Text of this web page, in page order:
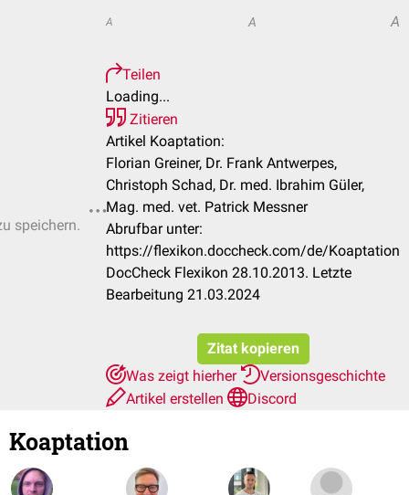
speichern.
A A A
Teilen
Loading...
Zitieren
Artikel Koaptation:
Florian Greiner, Dr. Frank Antwerpes,
Christoph Schad, Dr. med. Ibrahim Güler,
Mag. med. vet. Patrick Messner
Abrufbar unter:
https://flexikon.doccheck.com/de/Koaptation
DocCheck Flexikon 28.10.2013. Letzte
Bearbeitung 21.03.2024
Zitat kopieren
Was zeigt hierher
Versionsgeschichte
Artikel erstellen
Discord
Koaptation